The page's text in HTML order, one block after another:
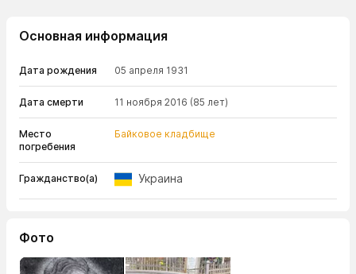
Основная информация
Дата рождения 05 апреля 1931
Дата смерти 11 ноября 2016 (85 лет)
Место
погребения
Байковое кладбище
Гражданство(а) Украина
Фото